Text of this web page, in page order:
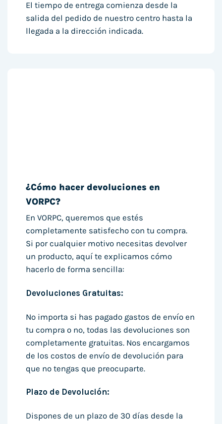
El tiempo de entrega comienza desde la
salida del pedido de nuestro centro hasta la
llegada a la dirección indicada.
¿Cómo hacer devoluciones en
VORPC?
En VORPC, queremos que estés
completamente satisfecho con tu compra.
Si por cualquier motivo necesitas devolver
un producto, aquí te explicamos cómo
hacerlo de forma sencilla:
Devoluciones Gratuitas:
No importa si has pagado gastos de envío en
tu compra o no, todas las devoluciones son
completamente gratuitas. Nos encargamos
de los costos de envío de devolución para
que no tengas que preocuparte.
Plazo de Devolución:
Dispones de un plazo de 30 días desde la